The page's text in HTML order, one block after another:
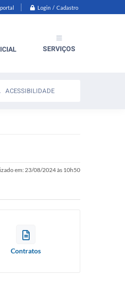
Login / Cadastro
SERVIÇOS
ACESSIBILIDADE
em: 23/08/2024 às 10h50
Contratos